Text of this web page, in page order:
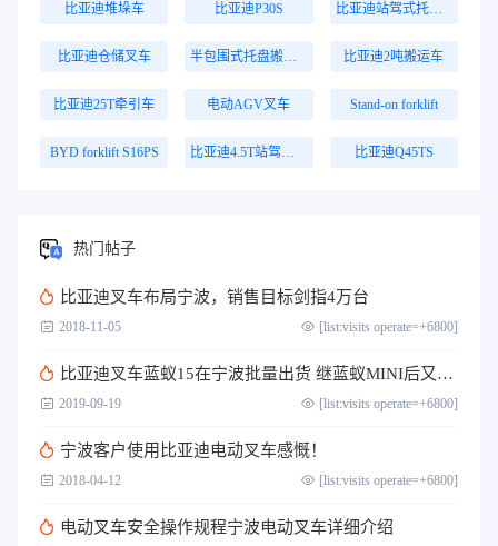
比亚迪堆垛车 比亚迪P30S 比亚迪站驾式托盘搬运车
比亚迪仓储叉车 半包围式托盘搬运车 比亚迪2吨搬运车
比亚迪25T牵引车 电动AGV叉车 Stand-on forklift
BYD forklift S16PS 比亚迪4.5T站驾式牵引车 比亚迪Q45TS
热门帖子
比亚迪叉车布局宁波，销售目标剑指4万台
2018-11-05 [list:visits operate=+6800]
比亚迪叉车蓝蚁15在宁波批量出货 继蓝蚁MINI后又一壮举
2019-09-19 [list:visits operate=+6800]
宁波客户​使用比亚迪电动叉车感慨！
2018-04-12 [list:visits operate=+6800]
电动叉车安全操作规程宁波电动叉车详细介绍